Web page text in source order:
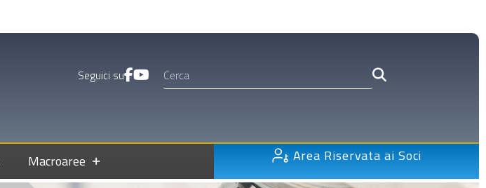
Seguici su
Macroaree Area Riservata ai Soci